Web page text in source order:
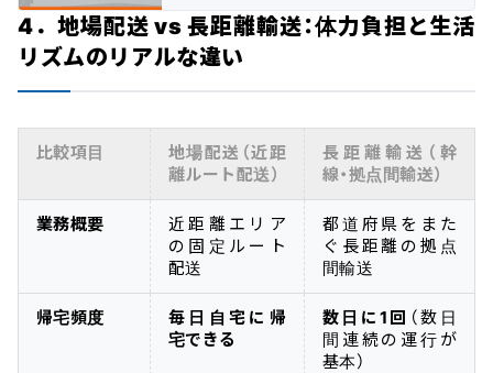
4．地場配送 vs 長距離輸送：体力負担と生活
リズムのリアルな違い
比較項目
地場配送（近距
離ルート配送）
長距離輸送（幹
線・拠点間輸送）
業務概要
近距離エリア
の固定ルート
配送
都道府県をまた
ぐ長距離の拠点
間輸送
帰宅頻度
毎日自宅に帰
宅できる
数日に1回 （数日
間連続の運行が
基本）